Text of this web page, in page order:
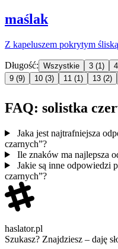
maślak
Z kapeluszem pokrytym śliską
Długość: Wszystkie 3 (1) 4
9 (9) 10 (3) 11 (1) 13 (2)
FAQ: solistka
Jaka jest najtrafniejsza
czarnych”?
Ile znaków ma najlepsza
Jakie są inne odpowiedzi
czarnych”?
haslator.pl
Szukasz? Znajdziesz – daję